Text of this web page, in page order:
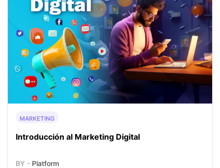
MARKETING
Introducción al Marketing Digital
BY - Platform